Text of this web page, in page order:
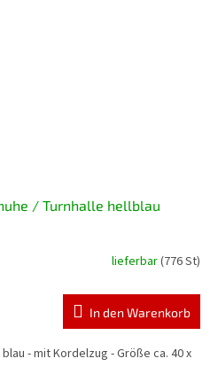
/ Turnhalle hellblau
lieferbar(776 St)
In den Warenkorb
- mit Kordelzug - Größe ca. 40 x